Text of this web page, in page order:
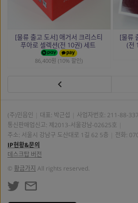
[물류 출고 도서] 애거서 크리스티
푸아로 셀렉션(전 10권) 세트
86,400원 (10% 할인)
[물류
(전
(주)민음인 대표: 박근섭 사업자번호: 211-88-
통신판매업신고: 제2013-서울강남-02625호
주소: 서울시 강남구 도산대로 1길 62 5층
전화:
IP현황&문의
데스크탑 버전
© 황금가지 All rights reserved.